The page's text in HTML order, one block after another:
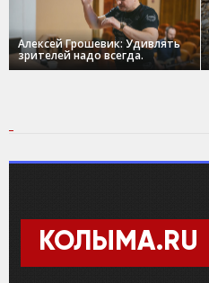
Алексей Грошевик: Удивлять
зрителей надо всегда.
КОЛЫМА.RU